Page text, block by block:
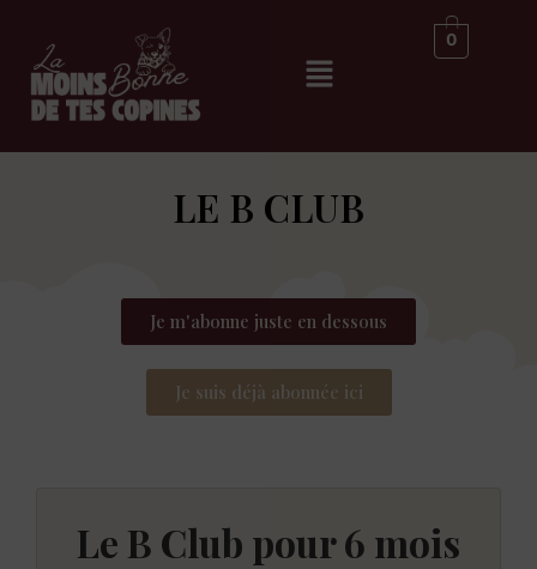
0
LE B CLUB
Je m'abonne juste en dessous
Je suis déjà abonnée ici
Le B Club pour 6 mois